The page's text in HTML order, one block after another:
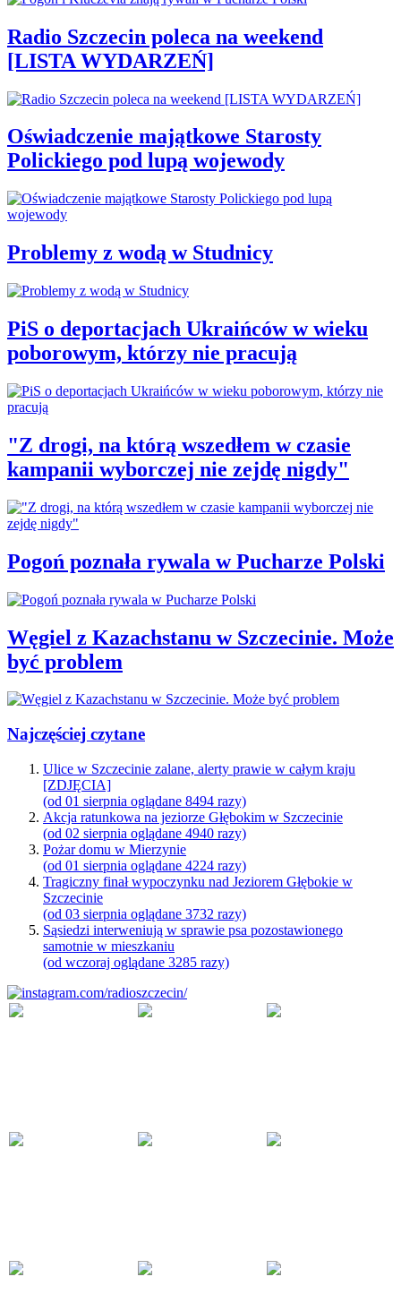
Radio Szczecin poleca na weekend
[LISTA WYDARZEŃ]
Oświadczenie majątkowe Starosty
Polickiego pod lupą wojewody
Problemy z wodą w Studnicy
PiS o deportacjach Ukraińców w wieku
poborowym, którzy nie pracują
"Z drogi, na którą wszedłem w czasie
kampanii wyborczej nie zejdę nigdy"
Pogoń poznała rywala w Pucharze Polski
Węgiel z Kazachstanu w Szczecinie. Może
być problem
Najczęściej czytane
Ulice w Szczecinie zalane, alerty prawie w całym kraju
[ZDJĘCIA]
(od 01 sierpnia oglądane 8494 razy)
Akcja ratunkowa na jeziorze Głębokim w Szczecinie
(od 02 sierpnia oglądane 4940 razy)
Pożar domu w Mierzynie
(od 01 sierpnia oglądane 4224 razy)
Tragiczny finał wypoczynku nad Jeziorem Głębokie w
Szczecinie
(od 03 sierpnia oglądane 3732 razy)
Sąsiedzi interweniują w sprawie psa pozostawionego
samotnie w mieszkaniu
(od wczoraj oglądane 3285 razy)